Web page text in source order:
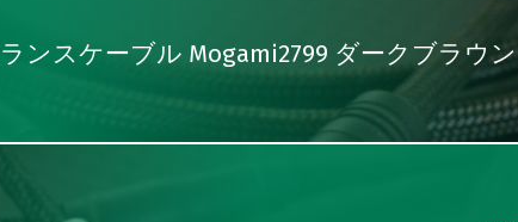
ランスケーブル Mogami2799 ダークブラウン